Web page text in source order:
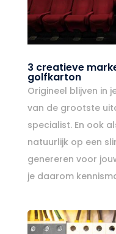
3 creatieve
golfkarton
Origineel blijven in
van de grootste
specialist. En ook
natuurlijk op een
genereren voor
je daarom